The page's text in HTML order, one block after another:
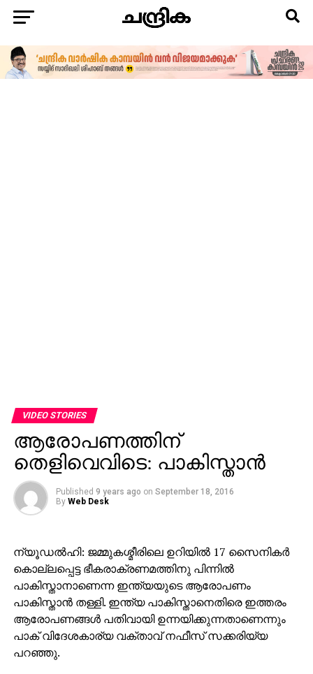
VIDEO STORIES
ആരോപണത്തിന്
തെളിവെവിടെ: പാകിസ്താന്‍
Published 9 years ago on September 18, 2016
By Web Desk
ന്യൂഡല്‍ഹി: ജമ്മുകശ്മീരിലെ ഉറിയില്‍ 17 സൈനികര്‍
കൊല്ലപ്പെട്ട ഭീകരാക്രണമത്തിനു പിന്നില്‍
പാകിസ്താനാണെന്ന ഇന്ത്യയുടെ ആരോപണം
പാകിസ്താന്‍ തള്ളി. ഇന്ത്യ പാകിസ്താനെതിരെ ഇത്തരം
ആരോപണങ്ങള്‍ പതിവായി ഉന്നയിക്കുന്നതാണെന്നും
പാക് വിദേശകാര്യ വക്താവ് നഫീസ് സക്കരിയ്യ
പറഞ്ഞു.